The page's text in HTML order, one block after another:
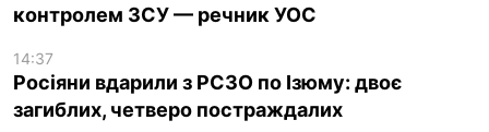
контролем ЗСУ — речник УОС
14:37
Росіяни вдарили з РСЗО по Ізюму: двоє
загиблих, четверо постраждалих